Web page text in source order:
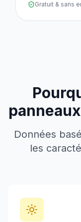
Gratuit & sans
Données
les